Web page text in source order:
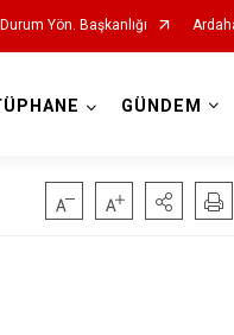
Yön. Başkanlığı
GÜNDEM